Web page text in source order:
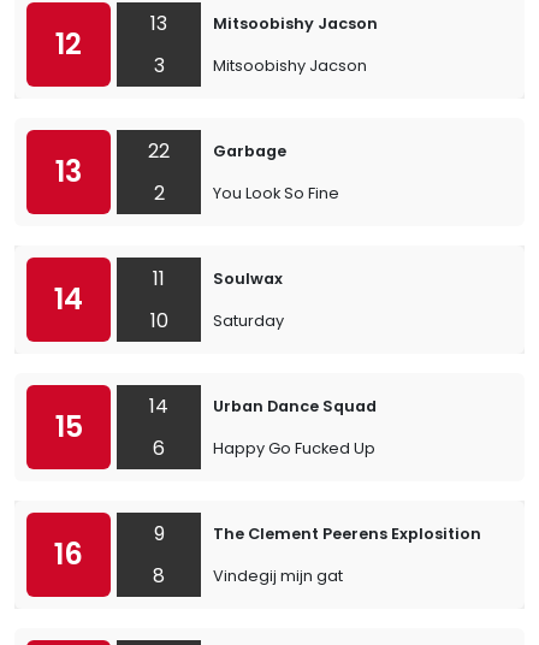
12
13
3
Mitsoobishy Jacson
Mitsoobishy Jacson
13
22
2
Garbage
You Look So Fine
14
11
10
Soulwax
Saturday
15
14
6
Urban Dance Squad
Happy Go Fucked Up
16
9
8
The Clement Peerens Explosition
Vindegij mijn gat